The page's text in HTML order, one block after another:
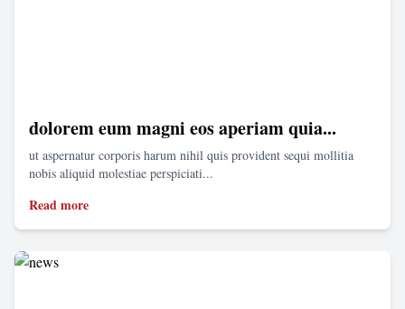
dolorem eum magni eos aperiam quia...
ut aspernatur corporis harum nihil quis provident sequi mollitia
nobis aliquid molestiae perspiciati...
Read more